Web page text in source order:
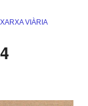
XARXA VIÀRIA